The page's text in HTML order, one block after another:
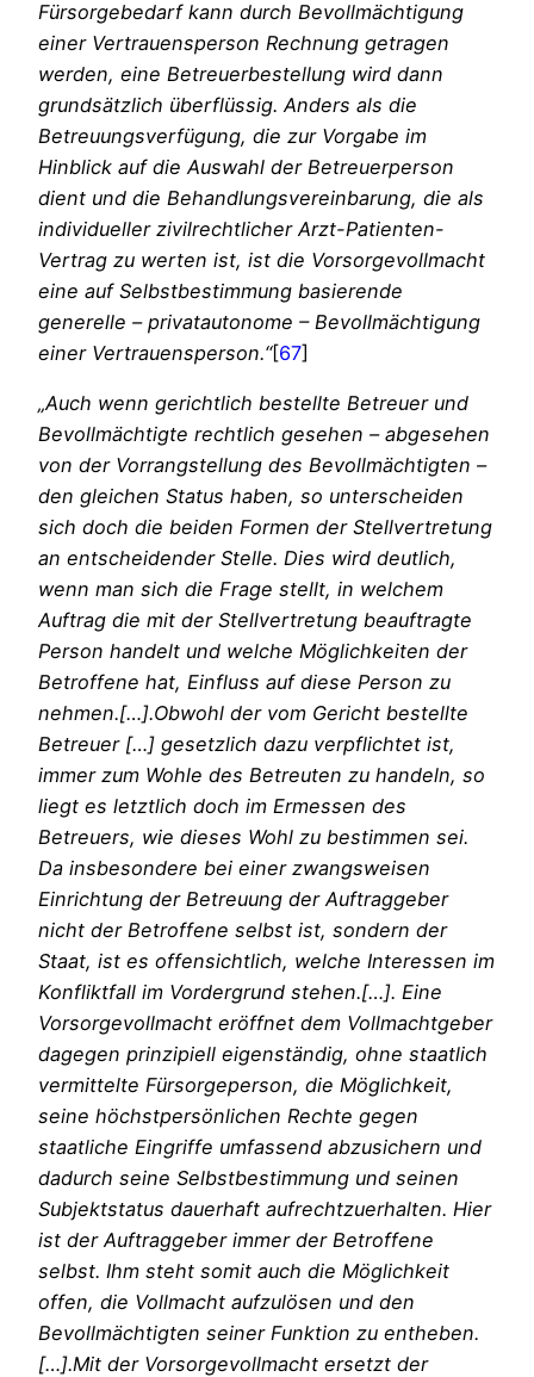
Fürsorgebedarf kann durch Bevollmächtigung
einer Vertrauensperson Rechnung getragen
werden, eine Betreuerbestellung wird dann
grundsätzlich überflüssig. Anders als die
Betreuungsverfügung, die zur Vorgabe im
Hinblick auf die Auswahl der Betreuerperson
dient und die Behandlungsvereinbarung, die als
individueller zivilrechtlicher Arzt-Patienten-
Vertrag zu werten ist, ist die Vorsorgevollmacht
eine auf Selbstbestimmung basierende
generelle – privatautonome – Bevollmächtigung
einer Vertrauensperson.“[67]
„Auch wenn gerichtlich bestellte Betreuer und
Bevollmächtigte rechtlich gesehen – abgesehen
von der Vorrangstellung des Bevollmächtigten –
den gleichen Status haben, so unterscheiden
sich doch die beiden Formen der Stellvertretung
an entscheidender Stelle. Dies wird deutlich,
wenn man sich die Frage stellt, in welchem
Auftrag die mit der Stellvertretung beauftragte
Person handelt und welche Möglichkeiten der
Betroffene hat, Einfluss auf diese Person zu
nehmen.[…].Obwohl der vom Gericht bestellte
Betreuer […] gesetzlich dazu verpflichtet ist,
immer zum Wohle des Betreuten zu handeln, so
liegt es letztlich doch im Ermessen des
Betreuers, wie dieses Wohl zu bestimmen sei.
Da insbesondere bei einer zwangsweisen
Einrichtung der Betreuung der Auftraggeber
nicht der Betroffene selbst ist, sondern der
Staat, ist es offensichtlich, welche Interessen im
Konfliktfall im Vordergrund stehen.[…]. Eine
Vorsorgevollmacht eröffnet dem Vollmachtgeber
dagegen prinzipiell eigenständig, ohne staatlich
vermittelte Fürsorgeperson, die Möglichkeit,
seine höchstpersönlichen Rechte gegen
staatliche Eingriffe umfassend abzusichern und
dadurch seine Selbstbestimmung und seinen
Subjektstatus dauerhaft aufrechtzuerhalten. Hier
ist der Auftraggeber immer der Betroffene
selbst. Ihm steht somit auch die Möglichkeit
offen, die Vollmacht aufzulösen und den
Bevollmächtigten seiner Funktion zu entheben.
[…].Mit der Vorsorgevollmacht ersetzt der